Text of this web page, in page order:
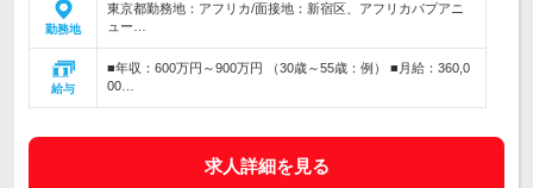
勤務地
東京都勤務地：アフリカ/面接地：新宿区、アフリカパプアニ
ュー…
給与
■年収：600万円～900万円 （30歳～55歳：例） ■月給：360,0
00…
求人詳細を見る